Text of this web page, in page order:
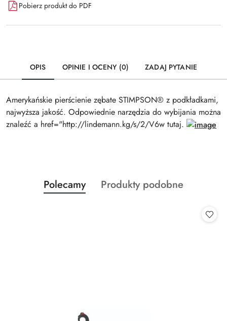
Pobierz produkt do PDF
OPIS OPINIE I OCENY (0) ZADAJ PYTANIE
Amerykańskie pierścienie zębate STIMPSON® z podkładkami,
najwyższa jakość. Odpowiednie narzędzia do wybijania można
znaleźć a href="http://lindemann.kg/s/2/V6w tutaj.
Pomiń karuzelę produktów
Produkty
o
Polecamy
Produkty
Produkty podobne